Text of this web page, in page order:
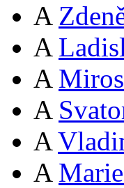
A
A
A
A
A
A